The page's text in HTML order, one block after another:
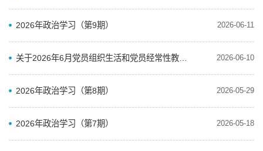
2026年政治学习（第9期） 2026-06-11
2026-06-10
2026年政治学习（第8期） 2026-05-29
2026年政治学习（第7期） 2026-05-18